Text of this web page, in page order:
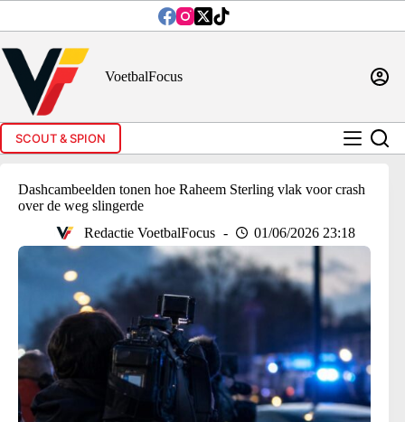
inhoud
VoetbalFocus
SCOUT & SPION
Dashcambeelden tonen hoe Raheem Sterling vlak voor crash
over de weg slingerde
Redactie VoetbalFocus
01/06/2026 23:18